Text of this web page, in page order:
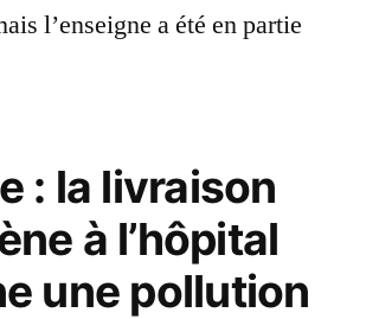
l’enseigne a été en partie
: la livraison
à l’hôpital
une pollution